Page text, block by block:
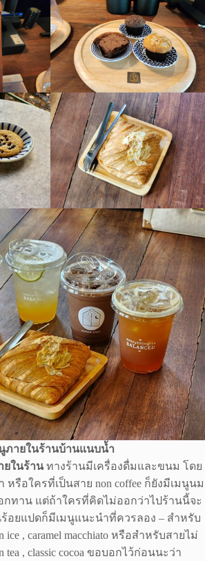
ภายในร้านบ้านแนบน้ำ
ยในร้านทางร้านมีเครื่องดื่มและขนม โดย
รือใครที่เป็นสาย non coffee ก็ยังมีเมนูนม
กทาน แต่ถ้าใครที่คิดไม่ออกว่าไปร้านนี้จะ
อยแปดก็มีเมนูแนะนำที่ควรลอง – สำหรับ
ice , caramel macchiato หรือสำหรับสายไม่
tea , classic cocoa ขอบอกไว้ก่อนนะว่า